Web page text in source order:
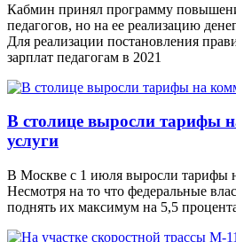
Кабмин принял программу
педагогов, но на ее реализацию
Для реализации постановления
зарплат педагогам в 2021
В столице выросли тарифы
услуги
В Москве с 1 июля выросли тарифы
Несмотря на то что федеральные
поднять их максимум на 5,5